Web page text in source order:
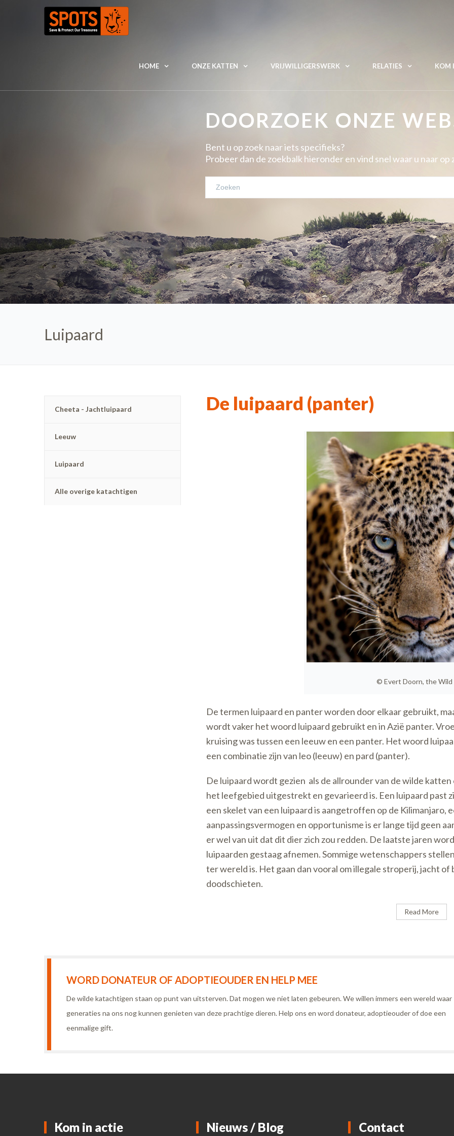
HOME ONZE KATTEN VRIJWILLIGERSWERK RELATIES KOM
DOORZOEK ONZE
Bent u op zoek naar iets specifieks?
Probeer dan de zoekbalk hieronder en vind snel waar u naar op
Luipaard
De luipaard (panter)
© Evert Doorn, the Wild
De termen luipaard en panter worden door elkaar gebruikt,
wordt vaker het woord luipaard gebruikt en in Azië panter.
kruising was tussen een leeuw en een panter. Het woord
een combinatie zijn van leo (leeuw) en pard (panter).
De luipaard wordt gezien als de allrounder van de wilde
het leefgebied uitgestrekt en gevarieerd is. Een luipaard past
een skelet van een luipaard is aangetroffen op de Kilimanjaro,
aanpassingsvermogen en opportunisme is er lange tijd geen
er wel van uit dat dit dier zich zou redden. De laatste jaren
luipaarden gestaag afnemen. Sommige wetenschappers
ter wereld is. Het gaan dan vooral om illegale stroperij, jacht of
doodschieten.
Read More
Cheeta - Jachtluipaard
Leeuw
Luipaard
Alle overige katachtigen
WORD DONATEUR OF ADOPTIEOUDER EN HELP MEE
De wilde katachtigen staan op punt van uitsterven. Dat mogen we niet laten gebeuren. We willen immers een wereld waar
generaties na ons nog kunnen genieten van deze prachtige dieren. Help ons en word donateur, adoptieouder of doe een
eenmalige gift.
Kom in actie Nieuws / Blog Contact